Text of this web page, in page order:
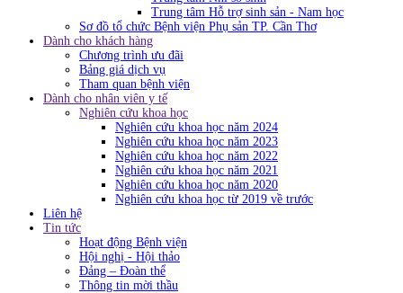
Trung tâm Hỗ trợ sinh sản - Nam học
Sơ đồ tổ chức Bệnh viện Phụ sản TP. Cần Thơ
Dành cho khách hàng
Chương trình ưu đãi
Bảng giá dịch vụ
Tham quan bệnh viện
Dành cho nhân viên y tế
Nghiên cứu khoa học
Nghiên cứu khoa học năm 2024
Nghiên cứu khoa học năm 2023
Nghiên cứu khoa học năm 2022
Nghiên cứu khoa học năm 2021
Nghiên cứu khoa học năm 2020
Nghiên cứu khoa học từ 2019 về trước
Liên hệ
Tin tức
Hoạt động Bệnh viện
Hội nghị - Hội thảo
Đảng – Đoàn thể
Thông tin mời thầu